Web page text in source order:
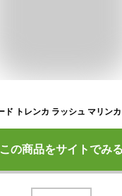
この商品をサイトでみる